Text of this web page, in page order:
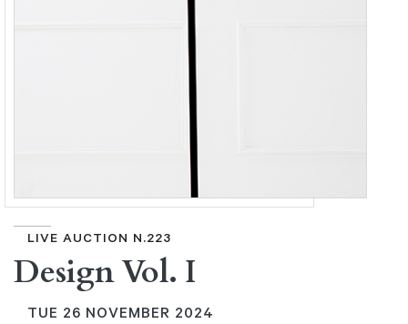
LIVE AUCTION N.223
Design Vol. I
TUE 26 NOVEMBER 2024